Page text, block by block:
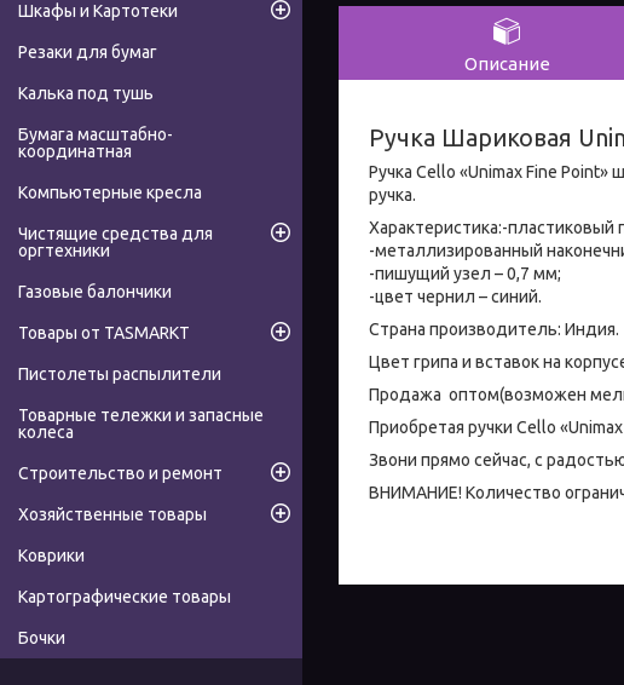
Описание
Ручка Шариковая
Ручка Cello «Unimax Fine Point»
ручка.
Характеристика:-пластиковый
-металлизированный
-пишущий узел – 0,7 мм;
-цвет чернил – синий.
Страна производитель: Индия.
Цвет грипа и вставок на
Продажа оптом(возможен
Приобретая ручки Cello
Звони прямо сейчас, с
ВНИМАНИЕ! Количество
Шкафы и Картотеки
Резаки для бумаг
Калька под тушь
Бумага масштабно-
координатная
Компьютерные кресла
Чистящие средства для
оргтехники
Газовые балончики
Товары от TASMARKT
Пистолеты распылители
Товарные тележки и запасные
колеса
Строительство и ремонт
Хозяйственные товары
Коврики
Картографические товары
Бочки